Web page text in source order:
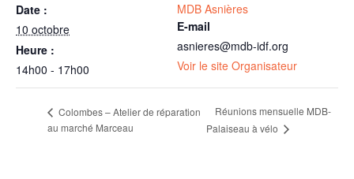
Date :
10 octobre
Heure :
14h00 - 17h00
MDB Asnières
E-mail
asnieres@mdb-idf.org
Voir le site Organisateur
Colombes – Atelier de réparation
au marché Marceau
Réunions mensuelle MDB-
Palaiseau à vélo